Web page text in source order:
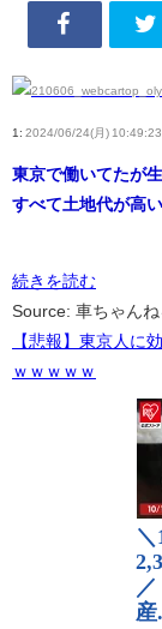
1: 2024/06/24(月)
東京で働いてたが
すべて土地代が高
続きを読む
Source: 車ちゃんね
【悲報】東京人に
ｗｗｗｗｗ